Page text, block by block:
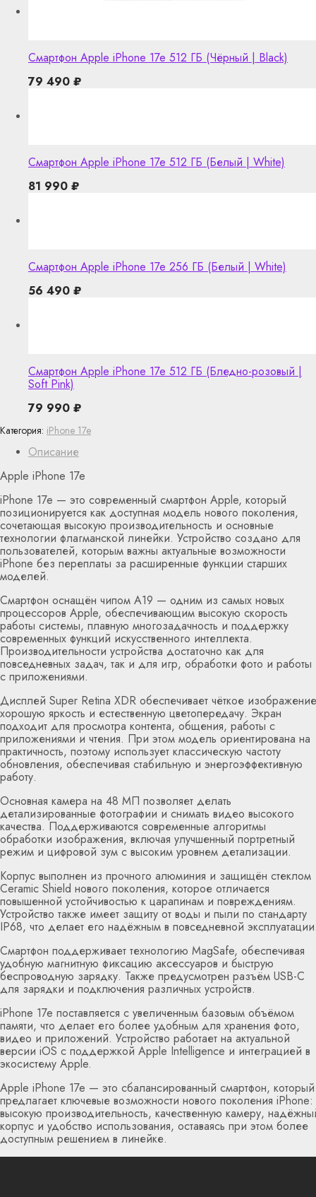
Описание
Apple iPhone 17e
iPhone 17e — это современный смартфон Apple, который
позиционируется как доступная модель нового поколения,
сочетающая высокую производительность и основные
технологии флагманской линейки. Устройство создано для
пользователей, которым важны актуальные возможности
iPhone без переплаты за расширенные функции старших
моделей.
Смартфон оснащён чипом A19 — одним из самых новых
процессоров Apple, обеспечивающим высокую скорость
работы системы, плавную многозадачность и поддержку
современных функций искусственного интеллекта.
Производительности устройства достаточно как для
повседневных задач, так и для игр, обработки фото и работы
с приложениями.
Дисплей Super Retina XDR обеспечивает чёткое
хорошую яркость и естественную цветопередачу. Экран
подходит для просмотра контента, общения, работы с
приложениями и чтения. При этом модель ориентирована на
практичность, поэтому использует классическую частоту
обновления, обеспечивая стабильную и энергоэффективную
работу.
Основная камера на 48 МП позволяет делать
детализированные фотографии и снимать видео высокого
качества. Поддерживаются современные алгоритмы
обработки изображения, включая улучшенный портретный
режим и цифровой зум с высоким уровнем детализации.
Корпус выполнен из прочного алюминия и защищён стеклом
Ceramic Shield нового поколения, которое отличается
повышенной устойчивостью к царапинам и повреждениям.
Устройство также имеет защиту от воды и пыли по стандарту
IP68, что делает его надёжным в повседневной
Смартфон поддерживает технологию MagSafe, обеспечивая
удобную магнитную фиксацию аксессуаров и быструю
беспроводную зарядку. Также предусмотрен разъём USB-C
для зарядки и подключения различных устройств.
iPhone 17e поставляется с увеличенным базовым объёмом
памяти, что делает его более удобным для хранения фото,
видео и приложений. Устройство работает на актуальной
версии iOS с поддержкой Apple Intelligence и интеграцией в
экосистему Apple.
Apple iPhone 17e — это сбалансированный смартфон, который
предлагает ключевые возможности нового поколения iPhone:
высокую производительность, качественную камеру,
корпус и удобство использования, оставаясь при этом более
доступным решением в линейке.
Категория: iPhone 17e
Смартфон Apple iPhone 17e 512 ГБ (Чёрный | Black)
79 490 ₽
Смартфон Apple iPhone 17e 512 ГБ (Белый | White)
81 990 ₽
Смартфон Apple iPhone 17e 256 ГБ (Белый | White)
56 490 ₽
Смартфон Apple iPhone 17e 512 ГБ (Бледно-розовый |
Soft Pink)
79 990 ₽